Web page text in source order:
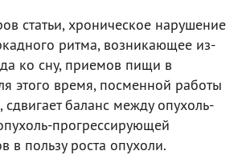
статьи, хроническое нарушение
ритма, возникающее из-
ко сну, приемов пищи в
этого время, посменной работы
баланс между опухоль-
прогрессирующей
в пользу роста опухоли.